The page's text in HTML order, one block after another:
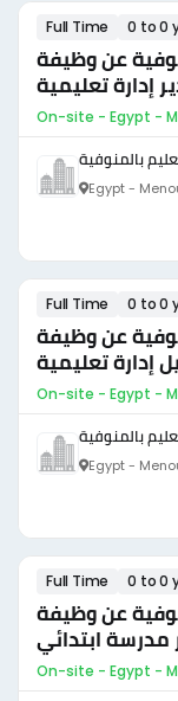
Full Time 0 to 0
عن وظيفة
إدارة تعليمية
On-site - Egypt -
بالمنوفية
Egypt -
Full Time 0 to 0
عن وظيفة
إدارة تعليمية
On-site - Egypt -
بالمنوفية
Egypt -
Full Time 0 to 0
عن وظيفة
مدرسة ابتدائي
On-site - Egypt -